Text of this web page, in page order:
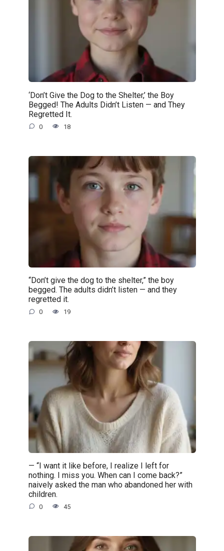
‘Don’t Give the Dog to the Shelter,’ the Boy
Begged! The Adults Didn’t Listen — and They
Regretted It.
0 18
“Don’t give the dog to the shelter,” the boy
begged. The adults didn’t listen — and they
regretted it.
0 19
— “I want it like before, I realize I left for
nothing. I miss you. When can I come back?”
naively asked the man who abandoned her with
children.
0 45